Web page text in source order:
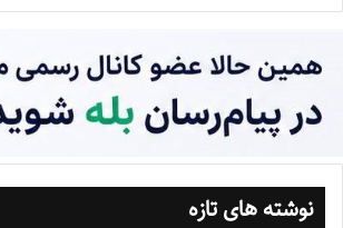
نوشته های تازه